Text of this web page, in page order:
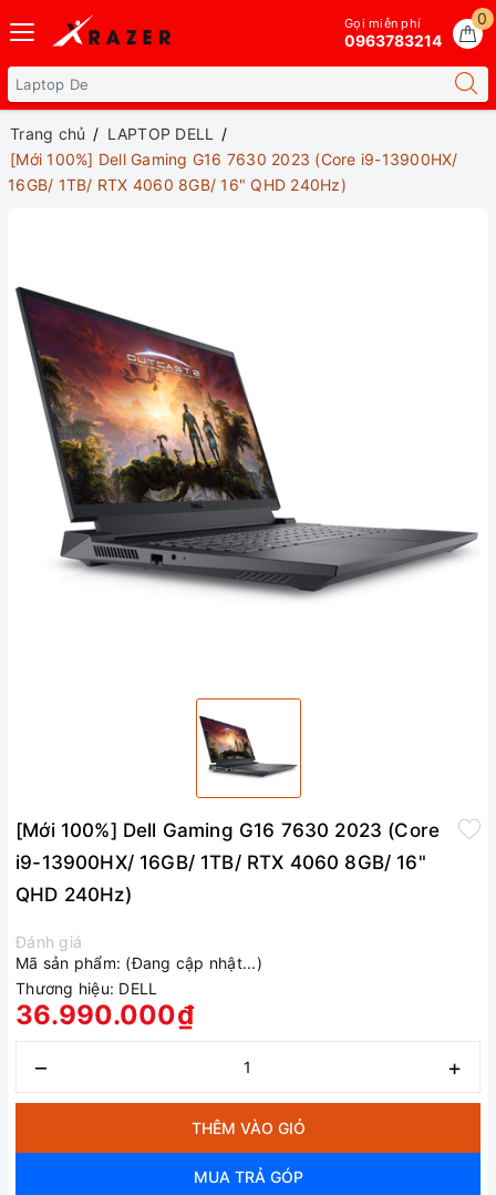
0
Gọi miễn phí
0963783214
Trang chủ
LAPTOP DELL
[Mới 100%] Dell Gaming G16 7630 2023 (Core i9-13900HX/
16GB/ 1TB/ RTX 4060 8GB/ 16" QHD 240Hz)
[Mới 100%] Dell Gaming G16 7630 2023 (Core
i9-13900HX/ 16GB/ 1TB/ RTX 4060 8GB/ 16"
QHD 240Hz)
Đánh giá
Mã sản phẩm: (Đang cập nhật...)
Thương hiệu: DELL
36.990.000₫
– +
THÊM VÀO GIỎ
MUA TRẢ GÓP